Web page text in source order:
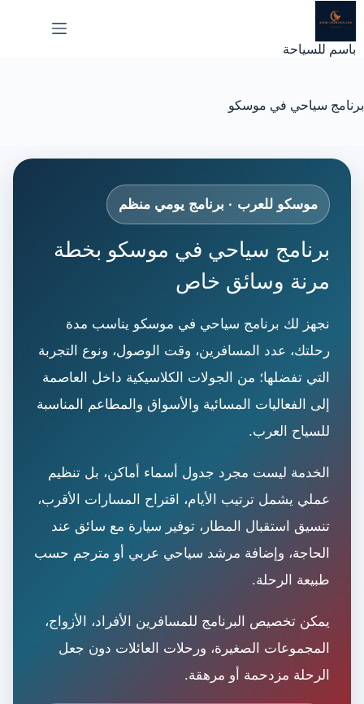
إلى
باسم للسياحة
برنامج سياحي في موسكو
موسكو للعرب · برنامج يومي منظم
برنامج سياحي في موسكو بخطة
مرنة وسائق خاص
نجهز لك برنامج سياحي في موسكو يناسب مدة
رحلتك، عدد المسافرين، وقت الوصول، ونوع التجربة
التي تفضلها؛ من الجولات الكلاسيكية داخل العاصمة
إلى الفعاليات المسائية والأسواق والمطاعم المناسبة
للسياح العرب.
الخدمة ليست مجرد جدول أسماء أماكن، بل تنظيم
عملي يشمل ترتيب الأيام، اقتراح المسارات الأقرب،
تنسيق استقبال المطار، توفير سيارة مع سائق عند
الحاجة، وإضافة مرشد سياحي عربي أو مترجم حسب
طبيعة الرحلة.
يمكن تخصيص البرنامج للمسافرين الأفراد، الأزواج،
المجموعات الصغيرة، ورحلات العائلات دون جعل
الرحلة مزدحمة أو مرهقة.